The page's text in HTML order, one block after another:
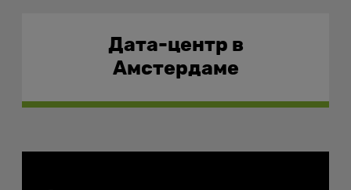
Дата-центр в
Амстердаме